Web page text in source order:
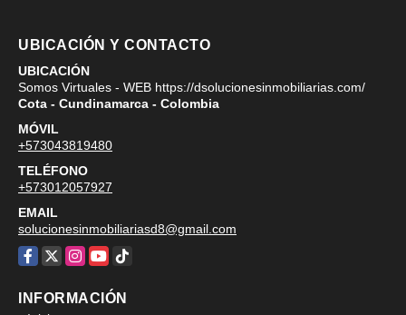
UBICACIÓN Y CONTACTO
UBICACIÓN
Somos Virtuales - WEB https://dsolucionesinmobiliarias.com/
Cota - Cundinamarca - Colombia
MÓVIL
+573043819480
TELÉFONO
+573012057927
EMAIL
solucionesinmobiliariasd8@gmail.com
Facebook
X Instagram
YouTube
TikTok
INFORMACIÓN